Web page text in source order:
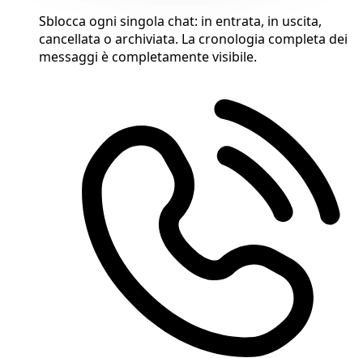
Sblocca ogni singola chat: in entrata, in uscita,
cancellata o archiviata. La cronologia completa dei
messaggi è completamente visibile.